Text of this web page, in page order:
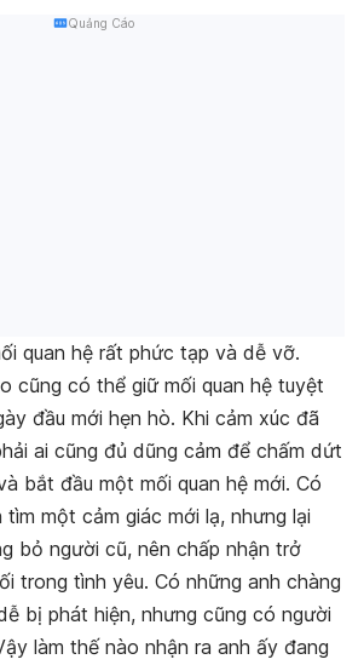
Quảng Cáo
quan hệ rất phức tạp và dễ vỡ.
cũng có thể giữ mối quan hệ tuyệt
đầu mới hẹn hò. Khi cảm xúc đã
ai cũng đủ dũng cảm để chấm dứt
bắt đầu một mối quan hệ mới. Có
một cảm giác mới lạ, nhưng lại
bỏ người cũ, nên chấp nhận trở
trong tình yêu. Có những anh chàng
bị phát hiện, nhưng cũng có người
làm thế nào nhận ra anh ấy đang